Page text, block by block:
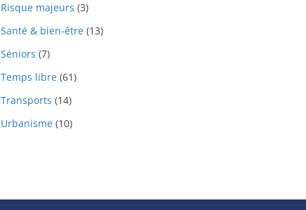
Risque majeurs (3)
Santé & bien-être (13)
Séniors (7)
Temps libre (61)
Transports (14)
Urbanisme (10)